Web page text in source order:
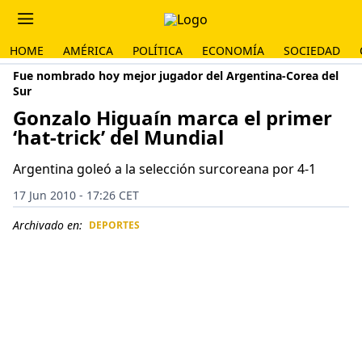
HOME AMÉRICA POLÍTICA ECONOMÍA SOCIEDAD
Fue nombrado hoy mejor jugador del Argentina-Corea del
Sur
Gonzalo Higuaín marca el primer
‘hat-trick’ del Mundial
Argentina goleó a la selección surcoreana por 4-1
17 Jun 2010 - 17:26 CET
Archivado en: DEPORTES